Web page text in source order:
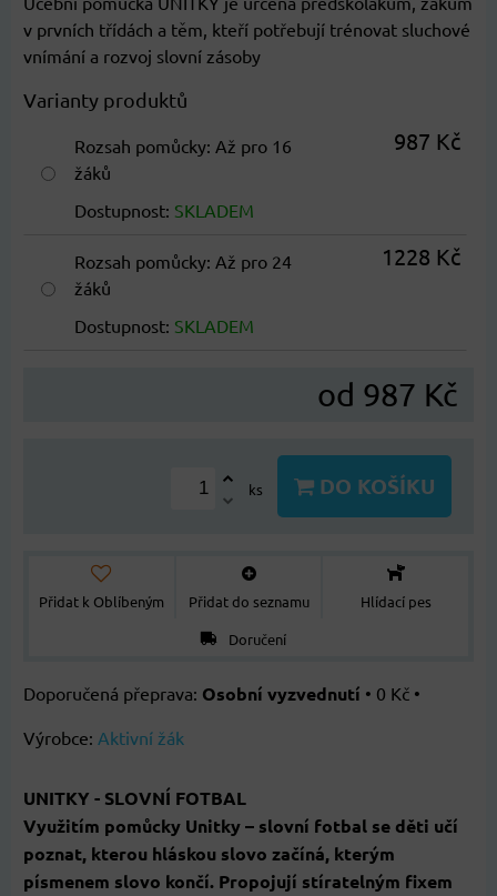
v prvních třídách a těm, kteří potřebují trénovat sluchové
vnímání a rozvoj slovní zásoby
Varianty produktů
Rozsah pomůcky: Až pro 16
žáků
Dostupnost: SKLADEM
987 Kč
Rozsah pomůcky: Až pro 24
žáků
Dostupnost: SKLADEM
1228 Kč
od 987 Kč
ks DO KOŠÍKU
Přidat k Oblíbeným Přidat do seznamu
Hlídací pes
Doručení
Osobní vyzvednutí • 0 Kč •
Výrobce: Aktivní žák
UNITKY - SLOVNÍ FOTBAL
Využitím pomůcky Unitky – slovní fotbal se děti učí
poznat, kterou hláskou slovo začíná, kterým
písmenem slovo končí. Propojují stíratelným fixem